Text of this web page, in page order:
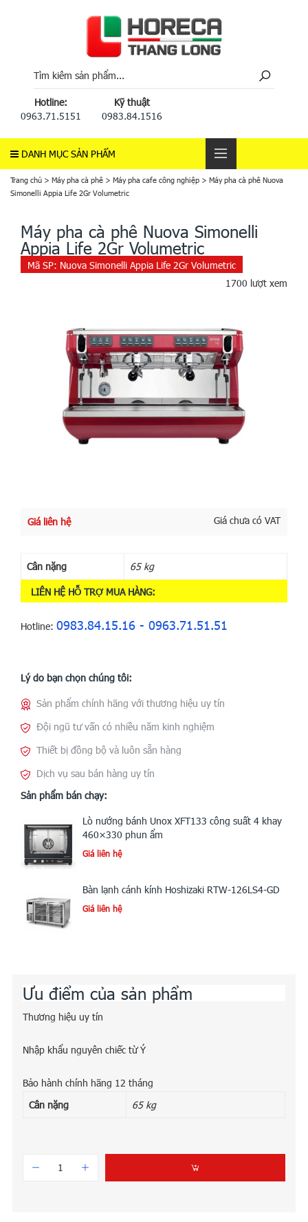
Hotline:
0963.71.5151
Kỹ thuật
0983.84.1516
DANH MỤC SẢN PHẨM
Trang chủ > Máy pha cà phê > Máy pha cafe công nghiệp > Máy pha cà phê Nuova
Simonelli Appia Life 2Gr Volumetric
Máy pha cà phê Nuova Simonelli
Appia Life 2Gr Volumetric
Mã SP: Nuova Simonelli Appia Life 2Gr Volumetric
1700 lượt xem
Giá liên hệ Giá chưa có VAT
Cân nặng
65 kg
LIÊN HỆ HỖ TRỢ MUA HÀNG:
Hotline: 0983.84.15.16 - 0963.71.51.51
Lý do bạn chọn chúng tôi:
Sản phẩm chính hãng với thương hiệu uy tín
Đội ngũ tư vấn có nhiều năm kinh nghiệm
Thiết bị đồng bộ và luôn sẵn hàng
Dịch vụ sau bán hàng uy tín
Sản phẩm bán chạy:
Lò nướng bánh Unox XFT133 công suất 4 khay
460×330 phun ẩm
Giá liên hệ
Bàn lạnh cánh kính Hoshizaki RTW-126LS4-GD
Giá liên hệ
Ưu điểm của sản phẩm
Thương hiệu uy tín
Nhập khẩu nguyên chiếc từ Ý
Bảo hành chính hãng 12 tháng
Cân nặng
65 kg